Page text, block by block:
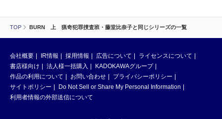
TOP BURN 上 猟奇犯罪捜査班・藤堂比奈子と同じシリーズの一覧
会社概要 IR情報 採用情報 広告について
ライセンスについて
書店様向け
法人様一括購入
KADOKAWAグループ
作品の利用について
お問い合わせ
プライバシーポリシー
サイトポリシー
Do Not Sell or Share My Personal Information
利用者情報の外部送信について